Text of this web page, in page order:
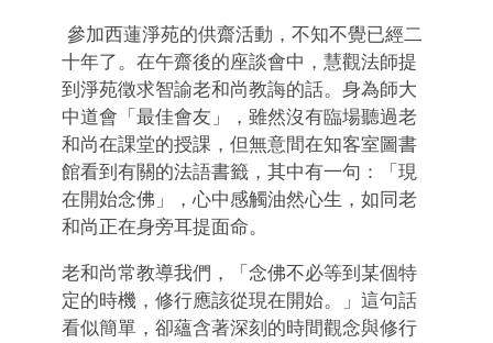
參加西蓮淨苑的供齋活動，不知不覺已經二
十年了。在午齋後的座談會中，慧觀法師提
到淨苑徵求智諭老和尚教誨的話。身為師大
中道會「最佳會友」，雖然沒有臨場聽過老
和尚在課堂的授課，但無意間在知客室圖書
館看到有關的法語書籤，其中有一句：「現
在開始念佛」，心中感觸油然心生，如同老
和尚正在身旁耳提面命。
老和尚常教導我們，「念佛不必等到某個特
定的時機，修行應該從現在開始。」這句話
看似簡單，卻蘊含著深刻的時間觀念與修行